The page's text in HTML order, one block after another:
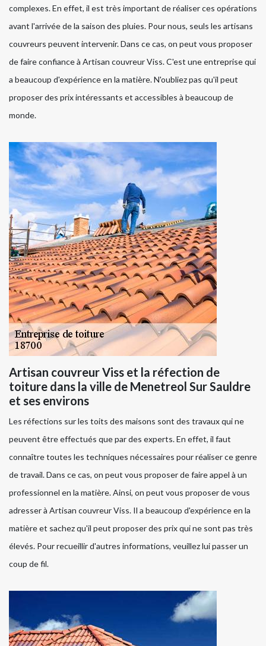
complexes. En effet, il est très important de réaliser ces opérations
avant l'arrivée de la saison des pluies. Pour nous, seuls les artisans
couvreurs peuvent intervenir. Dans ce cas, on peut vous proposer
de faire confiance à Artisan couvreur Viss. C'est une entreprise qui
a beaucoup d'expérience en la matière. N'oubliez pas qu'il peut
proposer des prix intéressants et accessibles à beaucoup de
monde.
Artisan couvreur Viss et la réfection de
toiture dans la ville de Menetreol Sur Sauldre
et ses environs
Les réfections sur les toits des maisons sont des travaux qui ne
peuvent être effectués que par des experts. En effet, il faut
connaître toutes les techniques nécessaires pour réaliser ce genre
de travail. Dans ce cas, on peut vous proposer de faire appel à un
professionnel en la matière. Ainsi, on peut vous proposer de vous
adresser à Artisan couvreur Viss. Il a beaucoup d'expérience en la
matière et sachez qu'il peut proposer des prix qui ne sont pas très
élevés. Pour recueillir d'autres informations, veuillez lui passer un
coup de fil.